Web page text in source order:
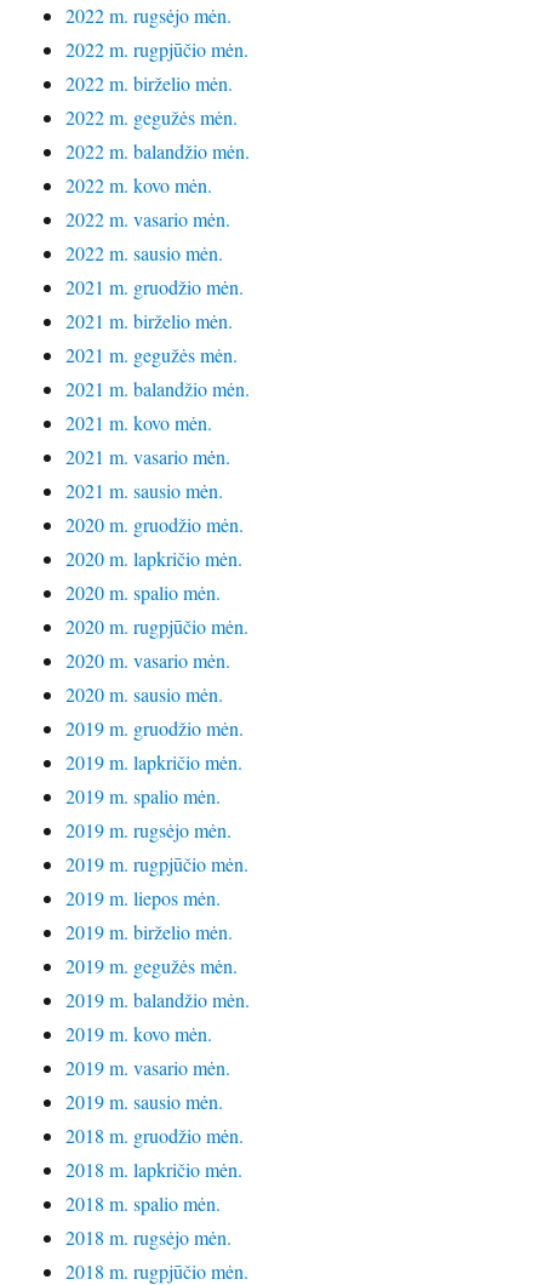
2022 m. rugsėjo mėn.
2022 m. rugpjūčio mėn.
2022 m. birželio mėn.
2022 m. gegužės mėn.
2022 m. balandžio mėn.
2022 m. kovo mėn.
2022 m. vasario mėn.
2022 m. sausio mėn.
2021 m. gruodžio mėn.
2021 m. birželio mėn.
2021 m. gegužės mėn.
2021 m. balandžio mėn.
2021 m. kovo mėn.
2021 m. vasario mėn.
2021 m. sausio mėn.
2020 m. gruodžio mėn.
2020 m. lapkričio mėn.
2020 m. spalio mėn.
2020 m. rugpjūčio mėn.
2020 m. vasario mėn.
2020 m. sausio mėn.
2019 m. gruodžio mėn.
2019 m. lapkričio mėn.
2019 m. spalio mėn.
2019 m. rugsėjo mėn.
2019 m. rugpjūčio mėn.
2019 m. liepos mėn.
2019 m. birželio mėn.
2019 m. gegužės mėn.
2019 m. balandžio mėn.
2019 m. kovo mėn.
2019 m. vasario mėn.
2019 m. sausio mėn.
2018 m. gruodžio mėn.
2018 m. lapkričio mėn.
2018 m. spalio mėn.
2018 m. rugsėjo mėn.
2018 m. rugpjūčio mėn.